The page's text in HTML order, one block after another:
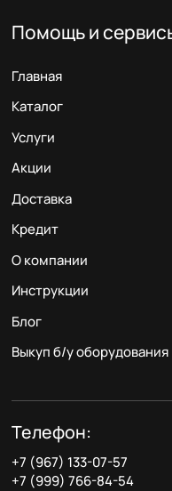
Помощь и
Главная
Каталог
Услуги
Акции
Доставка
Кредит
О компании
Инструкции
Блог
Выкуп б/у оборудования
Телефон:
+7 (967) 133-07-57
+7 (999) 766-84-54